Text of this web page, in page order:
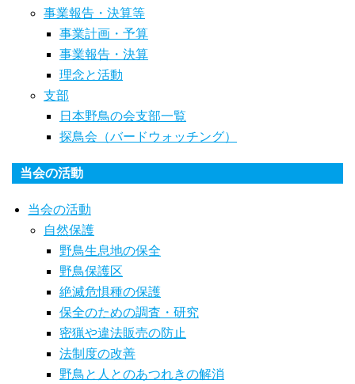
事業報告・決算等
事業計画・予算
事業報告・決算
理念と活動
支部
日本野鳥の会支部一覧
探鳥会（バードウォッチング）
当会の活動
当会の活動
自然保護
野鳥生息地の保全
野鳥保護区
絶滅危惧種の保護
保全のための調査・研究
密猟や違法販売の防止
法制度の改善
野鳥と人とのあつれきの解消